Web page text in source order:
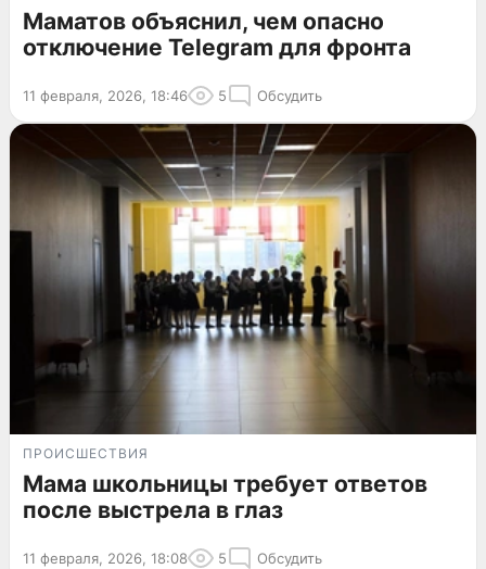
Маматов объяснил, чем опасно
отключение Telegram для фронта
11 февраля, 2026, 18:46 5 Обсудить
ПРОИСШЕСТВИЯ
Мама школьницы требует ответов
после выстрела в глаз
11 февраля, 2026, 18:08 5 Обсудить